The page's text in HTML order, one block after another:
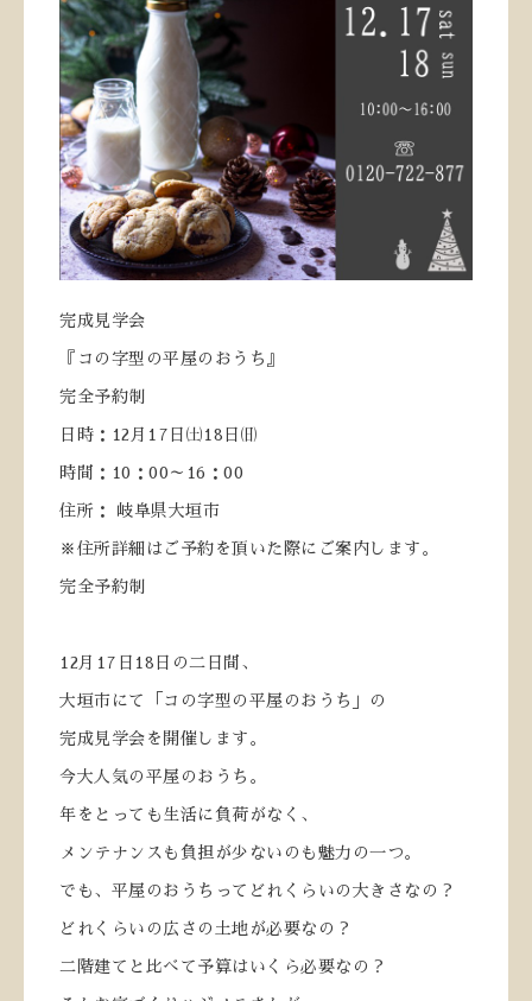
完成見学会
『コの字型の平屋のおうち』
完全予約制
日時： 12 月 17 日㈯ 18 日㈰
時間： 10 ： 00 ～ 16 ： 00
住所： 岐阜県大垣市
※住所詳細はご予約を頂いた際にご案内します。
完全予約制
12月 17 日 18 日の二日間、
大垣市にて「コの字型の平屋のおうち」の
完成見学会を開催します。
今大人気の平屋のおうち。
年をとっても生活に負荷がなく、
メンテナンスも負担が少ないのも魅力の一つ。
でも、平屋のおうちってどれくらいの大きさなの？
どれくらいの広さの土地が必要なの？
二階建てと比べて予算はいくら必要なの？